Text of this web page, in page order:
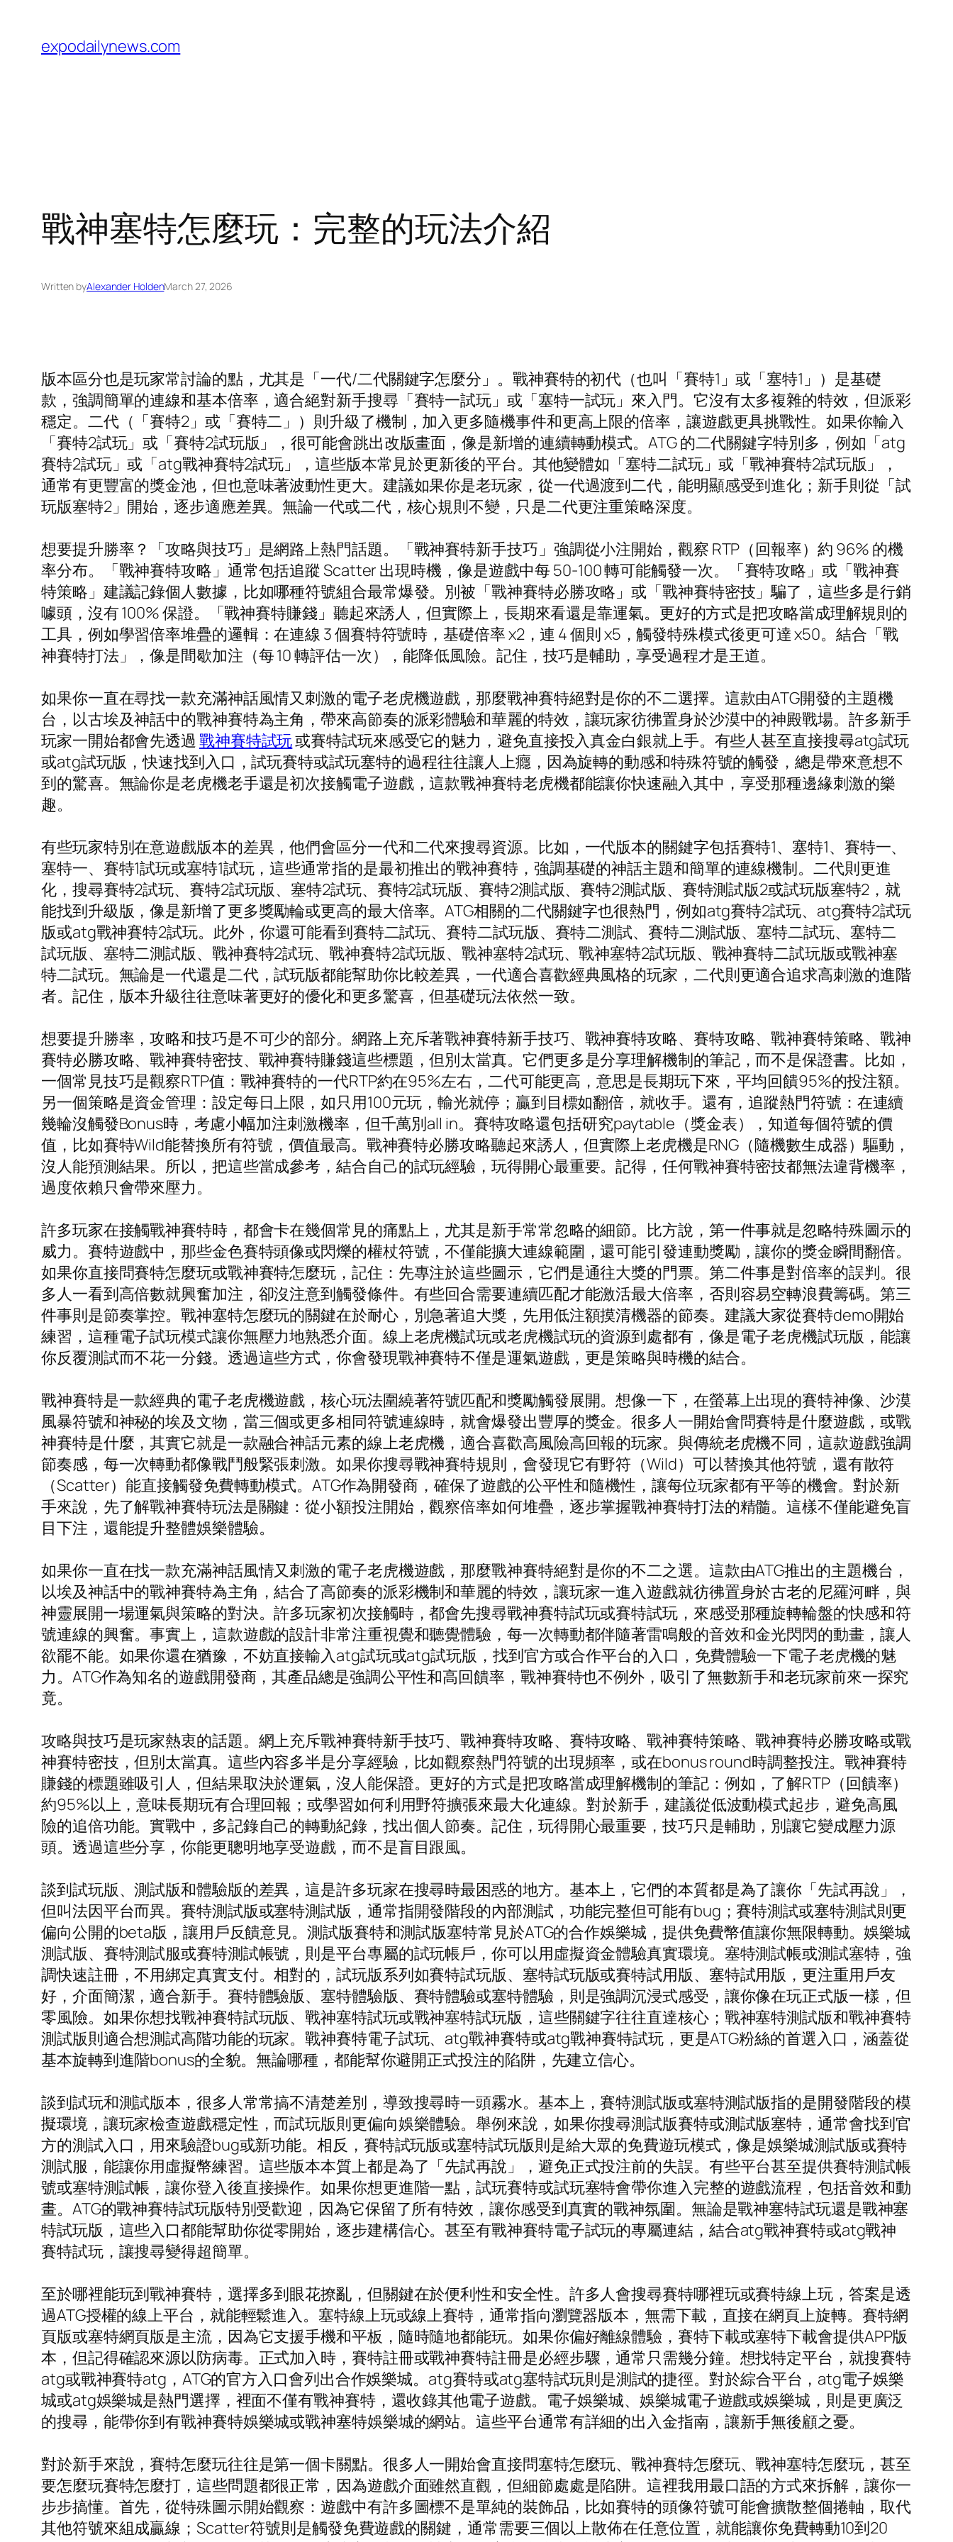
content
expodailynews.com
戰神塞特怎麼玩：完整的玩法介紹
Written byAlexander HoldenMarch 27, 2026
版本區分也是玩家常討論的點，尤其是「一代/二代關鍵字怎麼分」。戰神賽特的初代（也叫「賽特1」或「塞特1」）是基礎
款，強調簡單的連線和基本倍率，適合絕對新手搜尋「賽特一試玩」或「塞特一試玩」來入門。它沒有太多複雜的特效，但派彩
穩定。二代（「賽特2」或「賽特二」）則升級了機制，加入更多隨機事件和更高上限的倍率，讓遊戲更具挑戰性。如果你輸入
「賽特2試玩」或「賽特2試玩版」，很可能會跳出改版畫面，像是新增的連續轉動模式。ATG 的二代關鍵字特別多，例如「atg
賽特2試玩」或「atg戰神賽特2試玩」，這些版本常見於更新後的平台。其他變體如「塞特二試玩」或「戰神賽特2試玩版」，
通常有更豐富的獎金池，但也意味著波動性更大。建議如果你是老玩家，從一代過渡到二代，能明顯感受到進化；新手則從「試
玩版塞特2」開始，逐步適應差異。無論一代或二代，核心規則不變，只是二代更注重策略深度。
想要提升勝率？「攻略與技巧」是網路上熱門話題。「戰神賽特新手技巧」強調從小注開始，觀察 RTP（回報率）約 96% 的機
率分布。「戰神賽特攻略」通常包括追蹤 Scatter 出現時機，像是遊戲中每 50-100 轉可能觸發一次。「賽特攻略」或「戰神賽
特策略」建議記錄個人數據，比如哪種符號組合最常爆發。別被「戰神賽特必勝攻略」或「戰神賽特密技」騙了，這些多是行銷
噱頭，沒有 100% 保證。「戰神賽特賺錢」聽起來誘人，但實際上，長期來看還是靠運氣。更好的方式是把攻略當成理解規則的
工具，例如學習倍率堆疊的邏輯：在連線 3 個賽特符號時，基礎倍率 x2，連 4 個則 x5，觸發特殊模式後更可達 x50。結合「戰
神賽特打法」，像是間歇加注（每 10 轉評估一次），能降低風險。記住，技巧是輔助，享受過程才是王道。
如果你一直在尋找一款充滿神話風情又刺激的電子老虎機遊戲，那麼戰神賽特絕對是你的不二選擇。這款由ATG開發的主題機
台，以古埃及神話中的戰神賽特為主角，帶來高節奏的派彩體驗和華麗的特效，讓玩家彷彿置身於沙漠中的神殿戰場。許多新手
玩家一開始都會先透過戰神賽特試玩或賽特試玩來感受它的魅力，避免直接投入真金白銀就上手。有些人甚至直接搜尋atg試玩
或atg試玩版，快速找到入口，試玩賽特或試玩塞特的過程往往讓人上癮，因為旋轉的動感和特殊符號的觸發，總是帶來意想不
到的驚喜。無論你是老虎機老手還是初次接觸電子遊戲，這款戰神賽特老虎機都能讓你快速融入其中，享受那種邊緣刺激的樂
趣。
有些玩家特別在意遊戲版本的差異，他們會區分一代和二代來搜尋資源。比如，一代版本的關鍵字包括賽特1、塞特1、賽特一、
塞特一、賽特1試玩或塞特1試玩，這些通常指的是最初推出的戰神賽特，強調基礎的神話主題和簡單的連線機制。二代則更進
化，搜尋賽特2試玩、賽特2試玩版、塞特2試玩、賽特2試玩版、賽特2測試版、賽特2測試版、賽特測試版2或試玩版塞特2，就
能找到升級版，像是新增了更多獎勵輪或更高的最大倍率。ATG相關的二代關鍵字也很熱門，例如atg賽特2試玩、atg賽特2試玩
版或atg戰神賽特2試玩。此外，你還可能看到賽特二試玩、賽特二試玩版、賽特二測試、賽特二測試版、塞特二試玩、塞特二
試玩版、塞特二測試版、戰神賽特2試玩、戰神賽特2試玩版、戰神塞特2試玩、戰神塞特2試玩版、戰神賽特二試玩版或戰神塞
特二試玩。無論是一代還是二代，試玩版都能幫助你比較差異，一代適合喜歡經典風格的玩家，二代則更適合追求高刺激的進階
者。記住，版本升級往往意味著更好的優化和更多驚喜，但基礎玩法依然一致。
想要提升勝率，攻略和技巧是不可少的部分。網路上充斥著戰神賽特新手技巧、戰神賽特攻略、賽特攻略、戰神賽特策略、戰神
賽特必勝攻略、戰神賽特密技、戰神賽特賺錢這些標題，但別太當真。它們更多是分享理解機制的筆記，而不是保證書。比如，
一個常見技巧是觀察RTP值：戰神賽特的一代RTP約在95%左右，二代可能更高，意思是長期玩下來，平均回饋95%的投注額。
另一個策略是資金管理：設定每日上限，如只用100元玩，輸光就停；贏到目標如翻倍，就收手。還有，追蹤熱門符號：在連續
幾輪沒觸發Bonus時，考慮小幅加注刺激機率，但千萬別all in。賽特攻略還包括研究paytable（獎金表），知道每個符號的價
值，比如賽特Wild能替換所有符號，價值最高。戰神賽特必勝攻略聽起來誘人，但實際上老虎機是RNG（隨機數生成器）驅動，
沒人能預測結果。所以，把這些當成參考，結合自己的試玩經驗，玩得開心最重要。記得，任何戰神賽特密技都無法違背機率，
過度依賴只會帶來壓力。
許多玩家在接觸戰神賽特時，都會卡在幾個常見的痛點上，尤其是新手常常忽略的細節。比方說，第一件事就是忽略特殊圖示的
威力。賽特遊戲中，那些金色賽特頭像或閃爍的權杖符號，不僅能擴大連線範圍，還可能引發連動獎勵，讓你的獎金瞬間翻倍。
如果你直接問賽特怎麼玩或戰神賽特怎麼玩，記住：先專注於這些圖示，它們是通往大獎的門票。第二件事是對倍率的誤判。很
多人一看到高倍數就興奮加注，卻沒注意到觸發條件。有些回合需要連續匹配才能激活最大倍率，否則容易空轉浪費籌碼。第三
件事則是節奏掌控。戰神塞特怎麼玩的關鍵在於耐心，別急著追大獎，先用低注額摸清機器的節奏。建議大家從賽特demo開始
練習，這種電子試玩模式讓你無壓力地熟悉介面。線上老虎機試玩或老虎機試玩的資源到處都有，像是電子老虎機試玩版，能讓
你反覆測試而不花一分錢。透過這些方式，你會發現戰神賽特不僅是運氣遊戲，更是策略與時機的結合。
戰神賽特是一款經典的電子老虎機遊戲，核心玩法圍繞著符號匹配和獎勵觸發展開。想像一下，在螢幕上出現的賽特神像、沙漠
風暴符號和神秘的埃及文物，當三個或更多相同符號連線時，就會爆發出豐厚的獎金。很多人一開始會問賽特是什麼遊戲，或戰
神賽特是什麼，其實它就是一款融合神話元素的線上老虎機，適合喜歡高風險高回報的玩家。與傳統老虎機不同，這款遊戲強調
節奏感，每一次轉動都像戰鬥般緊張刺激。如果你搜尋戰神賽特規則，會發現它有野符（Wild）可以替換其他符號，還有散符
（Scatter）能直接觸發免費轉動模式。ATG作為開發商，確保了遊戲的公平性和隨機性，讓每位玩家都有平等的機會。對於新
手來說，先了解戰神賽特玩法是關鍵：從小額投注開始，觀察倍率如何堆疊，逐步掌握戰神賽特打法的精髓。這樣不僅能避免盲
目下注，還能提升整體娛樂體驗。
如果你一直在找一款充滿神話風情又刺激的電子老虎機遊戲，那麼戰神賽特絕對是你的不二之選。這款由ATG推出的主題機台，
以埃及神話中的戰神賽特為主角，結合了高節奏的派彩機制和華麗的特效，讓玩家一進入遊戲就彷彿置身於古老的尼羅河畔，與
神靈展開一場運氣與策略的對決。許多玩家初次接觸時，都會先搜尋戰神賽特試玩或賽特試玩，來感受那種旋轉輪盤的快感和符
號連線的興奮。事實上，這款遊戲的設計非常注重視覺和聽覺體驗，每一次轉動都伴隨著雷鳴般的音效和金光閃閃的動畫，讓人
欲罷不能。如果你還在猶豫，不妨直接輸入atg試玩或atg試玩版，找到官方或合作平台的入口，免費體驗一下電子老虎機的魅
力。ATG作為知名的遊戲開發商，其產品總是強調公平性和高回饋率，戰神賽特也不例外，吸引了無數新手和老玩家前來一探究
竟。
攻略與技巧是玩家熱衷的話題。網上充斥戰神賽特新手技巧、戰神賽特攻略、賽特攻略、戰神賽特策略、戰神賽特必勝攻略或戰
神賽特密技，但別太當真。這些內容多半是分享經驗，比如觀察熱門符號的出現頻率，或在bonus round時調整投注。戰神賽特
賺錢的標題雖吸引人，但結果取決於運氣，沒人能保證。更好的方式是把攻略當成理解機制的筆記：例如，了解RTP（回饋率）
約95%以上，意味長期玩有合理回報；或學習如何利用野符擴張來最大化連線。對於新手，建議從低波動模式起步，避免高風
險的追倍功能。實戰中，多記錄自己的轉動紀錄，找出個人節奏。記住，玩得開心最重要，技巧只是輔助，別讓它變成壓力源
頭。透過這些分享，你能更聰明地享受遊戲，而不是盲目跟風。
談到試玩版、測試版和體驗版的差異，這是許多玩家在搜尋時最困惑的地方。基本上，它們的本質都是為了讓你「先試再說」，
但叫法因平台而異。賽特測試版或塞特測試版，通常指開發階段的內部測試，功能完整但可能有bug；賽特測試或塞特測試則更
偏向公開的beta版，讓用戶反饋意見。測試版賽特和測試版塞特常見於ATG的合作娛樂城，提供免費幣值讓你無限轉動。娛樂城
測試版、賽特測試服或賽特測試帳號，則是平台專屬的試玩帳戶，你可以用虛擬資金體驗真實環境。塞特測試帳或測試塞特，強
調快速註冊，不用綁定真實支付。相對的，試玩版系列如賽特試玩版、塞特試玩版或賽特試用版、塞特試用版，更注重用戶友
好，介面簡潔，適合新手。賽特體驗版、塞特體驗版、賽特體驗或塞特體驗，則是強調沉浸式感受，讓你像在玩正式版一樣，但
零風險。如果你想找戰神賽特試玩版、戰神塞特試玩或戰神塞特試玩版，這些關鍵字往往直達核心；戰神塞特測試版和戰神賽特
測試版則適合想測試高階功能的玩家。戰神賽特電子試玩、atg戰神賽特或atg戰神賽特試玩，更是ATG粉絲的首選入口，涵蓋從
基本旋轉到進階bonus的全貌。無論哪種，都能幫你避開正式投注的陷阱，先建立信心。
談到試玩和測試版本，很多人常常搞不清楚差別，導致搜尋時一頭霧水。基本上，賽特測試版或塞特測試版指的是開發階段的模
擬環境，讓玩家檢查遊戲穩定性，而試玩版則更偏向娛樂體驗。舉例來說，如果你搜尋測試版賽特或測試版塞特，通常會找到官
方的測試入口，用來驗證bug或新功能。相反，賽特試玩版或塞特試玩版則是給大眾的免費遊玩模式，像是娛樂城測試版或賽特
測試服，能讓你用虛擬幣練習。這些版本本質上都是為了「先試再說」，避免正式投注前的失誤。有些平台甚至提供賽特測試帳
號或塞特測試帳，讓你登入後直接操作。如果你想更進階一點，試玩賽特或試玩塞特會帶你進入完整的遊戲流程，包括音效和動
畫。ATG的戰神賽特試玩版特別受歡迎，因為它保留了所有特效，讓你感受到真實的戰神氛圍。無論是戰神塞特試玩還是戰神塞
特試玩版，這些入口都能幫助你從零開始，逐步建構信心。甚至有戰神賽特電子試玩的專屬連結，結合atg戰神賽特或atg戰神
賽特試玩，讓搜尋變得超簡單。
至於哪裡能玩到戰神賽特，選擇多到眼花撩亂，但關鍵在於便利性和安全性。許多人會搜尋賽特哪裡玩或賽特線上玩，答案是透
過ATG授權的線上平台，就能輕鬆進入。塞特線上玩或線上賽特，通常指向瀏覽器版本，無需下載，直接在網頁上旋轉。賽特網
頁版或塞特網頁版是主流，因為它支援手機和平板，隨時隨地都能玩。如果你偏好離線體驗，賽特下載或塞特下載會提供APP版
本，但記得確認來源以防病毒。正式加入時，賽特註冊或戰神賽特註冊是必經步驟，通常只需幾分鐘。想找特定平台，就搜賽特
atg或戰神賽特atg，ATG的官方入口會列出合作娛樂城。atg賽特或atg塞特試玩則是測試的捷徑。對於綜合平台，atg電子娛樂
城或atg娛樂城是熱門選擇，裡面不僅有戰神賽特，還收錄其他電子遊戲。電子娛樂城、娛樂城電子遊戲或娛樂城，則是更廣泛
的搜尋，能帶你到有戰神賽特娛樂城或戰神塞特娛樂城的網站。這些平台通常有詳細的出入金指南，讓新手無後顧之憂。
對於新手來說，賽特怎麼玩往往是第一個卡關點。很多人一開始會直接問塞特怎麼玩、戰神賽特怎麼玩、戰神塞特怎麼玩，甚至
要怎麼玩賽特怎麼打，這些問題都很正常，因為遊戲介面雖然直觀，但細節處處是陷阱。這裡我用最口語的方式來拆解，讓你一
步步搞懂。首先，從特殊圖示開始觀察：遊戲中有許多圖標不是單純的裝飾品，比如賽特的頭像符號可能會擴散整個捲軸，取代
其他符號來組成贏線；Scatter符號則是觸發免費遊戲的關鍵，通常需要三個以上散佈在任意位置，就能讓你免費轉動10到20